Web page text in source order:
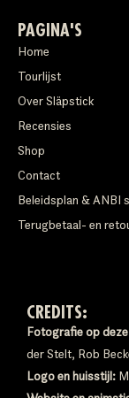
PAGINA'S
Home
Tourlijst
Over Släpstick
Recensies
Shop
Contact
Beleidsplan & ANBI
Terugbetaal- en
CREDITS:
Fotografie op
der Stelt, Rob
Logo en huisstijl: